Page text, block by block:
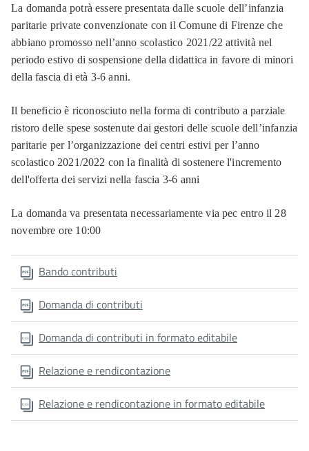
La domanda potrà essere presentata dalle scuole dell’infanzia
paritarie private convenzionate con il Comune di Firenze che
abbiano promosso nell’anno scolastico 2021/22 attività nel
periodo estivo di sospensione della didattica in favore di minori
della fascia di età 3-6 anni.
Il beneficio è riconosciuto nella forma di contributo a parziale
ristoro delle spese sostenute dai gestori delle scuole dell’infanzia
paritarie per l’organizzazione dei centri estivi per l’anno
scolastico 2021/2022 con la finalità di sostenere l'incremento
dell'offerta dei servizi nella fascia 3-6 anni
La domanda va presentata necessariamente via pec entro il 28
novembre ore 10:00
Bando contributi
Domanda di contributi
Domanda di contributi in formato editabile
Relazione e rendicontazione
Relazione e rendicontazione in formato editabile